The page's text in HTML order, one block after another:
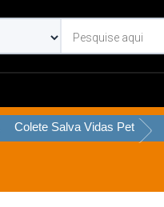
Colete Salva Vidas Pet